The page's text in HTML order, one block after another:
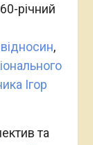
річний
,
Ігор
та